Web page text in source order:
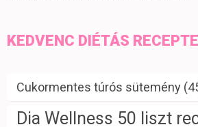
KEDVENC DIÉTÁS
Cukormentes túrós sütemény
Dia Wellness 50 liszt